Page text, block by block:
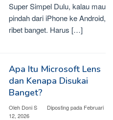
Super Simpel Dulu, kalau mau
pindah dari iPhone ke Android,
ribet banget. Harus […]
Apa Itu Microsoft Lens
dan Kenapa Disukai
Banget?
Oleh Doni S Diposting pada Februari
12, 2026